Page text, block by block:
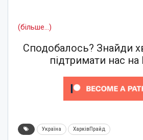
(більше…)
Сподобалось? Знайди
підтримати нас на
Україна ХарківПрайд